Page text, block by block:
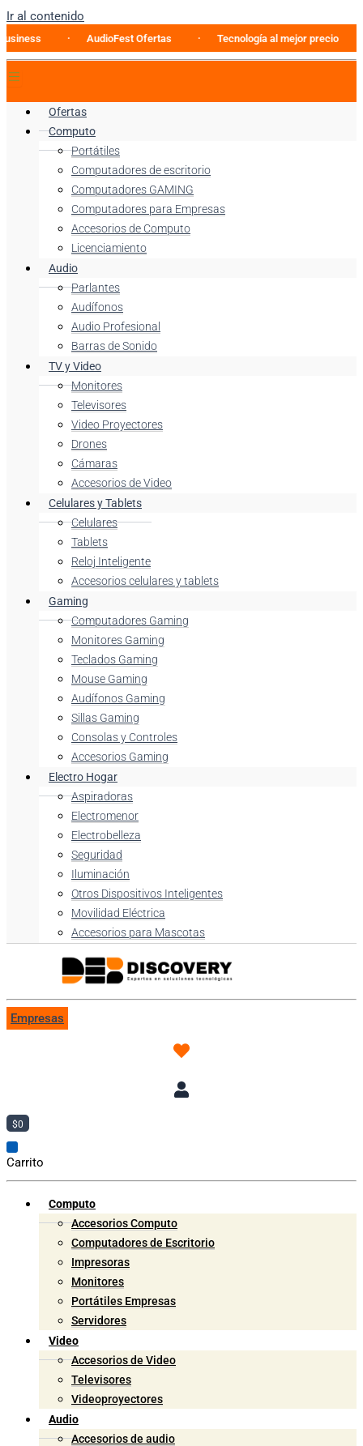
Ir al contenido
AudioFest Ofertas Tecnología al mejor precio
Ofertas
Computo
Portátiles
Computadores de escritorio
Computadores GAMING
Computadores para Empresas
Accesorios de Computo
Licenciamiento
Audio
Parlantes
Audífonos
Audio Profesional
Barras de Sonido
TV y Video
Monitores
Televisores
Video Proyectores
Drones
Cámaras
Accesorios de Video
Celulares y Tablets
Celulares
Tablets
Reloj Inteligente
Accesorios celulares y tablets
Gaming
Computadores Gaming
Monitores Gaming
Teclados Gaming
Mouse Gaming
Audífonos Gaming
Sillas Gaming
Consolas y Controles
Accesorios Gaming
Electro Hogar
Aspiradoras
Electromenor
Electrobelleza
Seguridad
Iluminación
Otros Dispositivos Inteligentes
Movilidad Eléctrica
Accesorios para Mascotas
Empresas
$0
Carrito
Computo
Accesorios Computo
Computadores de Escritorio
Impresoras
Monitores
Portátiles Empresas
Servidores
Video
Accesorios de Video
Televisores
Videoproyectores
Audio
Accesorios de audio